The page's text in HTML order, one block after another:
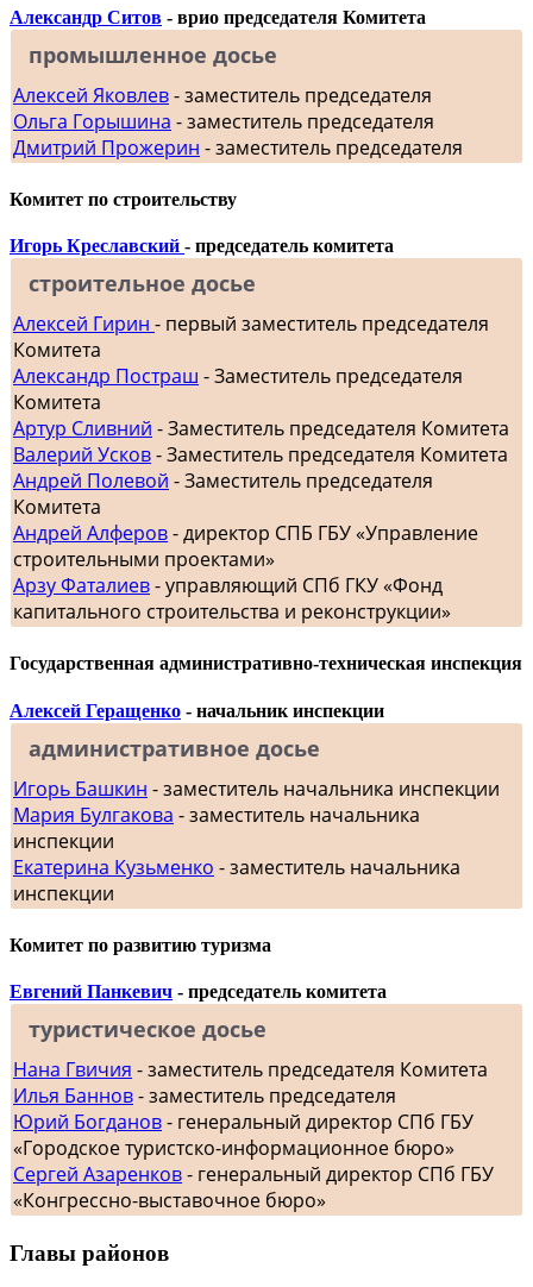
Александр Ситов - врио председателя Комитета
промышленное досье
Алексей Яковлев- заместитель председателя
Ольга Горышина - заместитель председателя
Дмитрий Прожерин - заместитель председателя
Комитет по строительству
Игорь Креславский - председатель комитета
строительное досье
Алексей Гирин - первый заместитель председателя
Комитета
Александр Постраш - Заместитель председателя
Комитета
Артур Сливний - Заместитель председателя Комитета
Валерий Усков- Заместитель председателя Комитета
Андрей Полевой - Заместитель председателя
Комитета
Андрей Алферов- директор СПБ ГБУ «Управление
строительными проектами»
Арзу Фаталиев- управляющий СПб ГКУ «Фонд
капитального строительства и реконструкции»
Государственная административно-техническая инспекция
Алексей Геращенко - начальник инспекции
административное досье
Игорь Башкин - заместитель начальника инспекции
Мария Булгакова - заместитель начальника
инспекции
Екатерина Кузьменко - заместитель начальника
инспекции
Комитет по развитию туризма
Евгений Панкевич - председатель комитета
туристическое досье
Нана Гвичия - заместитель председателя Комитета
Илья Баннов- заместитель председателя
Юрий Богданов- генеральный директор СПб ГБУ
«Городское туристско-информационное бюро»
Сергей Азаренков- генеральный директор СПб ГБУ
«Конгрессно-выставочное бюро»
Главы районов